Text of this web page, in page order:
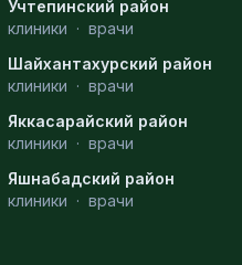
Учтепинский район
клиники · врачи
Шайхантахурский район
клиники · врачи
Яккасарайский район
клиники · врачи
Яшнабадский район
клиники · врачи